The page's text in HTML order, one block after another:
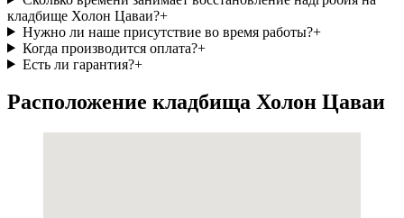
кладбище Холон Цаваи?+
Нужно ли наше присутствие во время работы?+
Когда производится оплата?+
Есть ли гарантия?+
Расположение кладбища Холон Цаваи